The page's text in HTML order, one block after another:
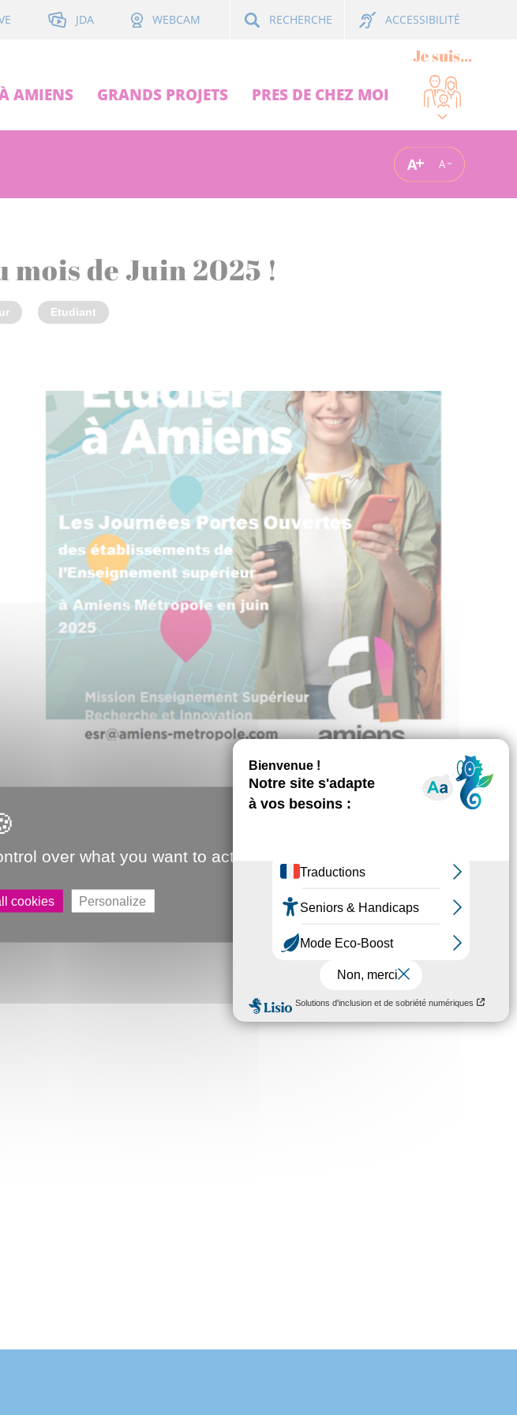
JDA WEBCAM RECHERCHE ACCESSIBILITÉ
AMIENS GRANDS PROJETS PRES DE CHEZ MOI
Je suis...
A A
mois de Juin 2025 !
Etudiant
over what you want to activate
cookies Personalize